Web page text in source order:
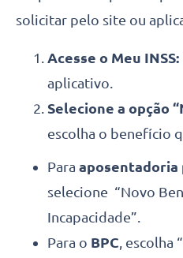
solicitar pelo site ou
Acesse o Meu INSS:
aplicativo.
Selecione a opção
escolha o benefício
Para aposentadoria
selecione “Novo
Incapacidade”.
Para o BPC ,